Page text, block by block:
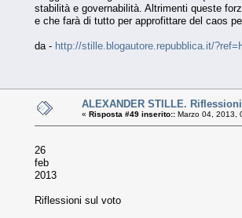
stabilità e governabilità. Altrimenti queste
e che farà di tutto per approfittare del caos
da - http://stille.blogautore.repubblica.it/
ALEXANDER STILLE.
« Risposta #49 inserito:: Marzo 04, 2013,
26
feb
2013
Riflessioni sul voto